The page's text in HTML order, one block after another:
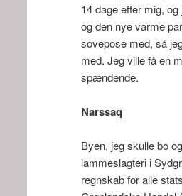
14 dage efter mig,
og den nye varme
sovepose med, så
med. Jeg ville få en
spændende.
Narssaq
Byen, jeg skulle bo
lammeslagteri i
regnskab for alle